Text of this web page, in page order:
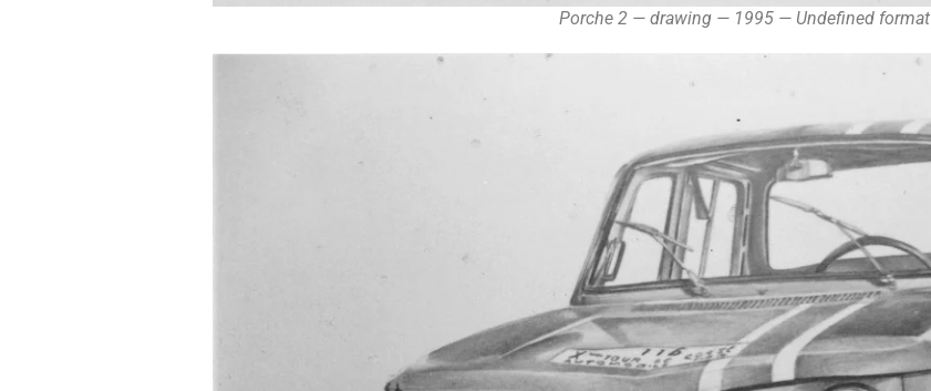
Porche 2 — drawing — 1995 — Undefined format